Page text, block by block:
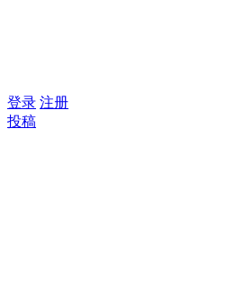
登录 注册
投稿